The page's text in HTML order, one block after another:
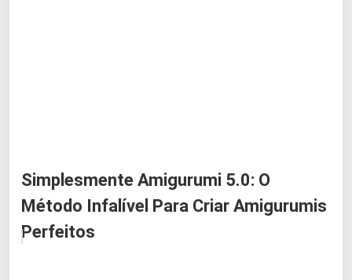
Simplesmente Amigurumi 5.0: O
Método Infalível Para Criar Amigurumis
Perfeitos